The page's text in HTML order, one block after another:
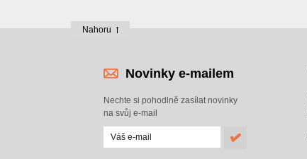
Nahoru
Novinky e-mailem
Nechte si pohodlně zasílat novinky
na svůj e-mail